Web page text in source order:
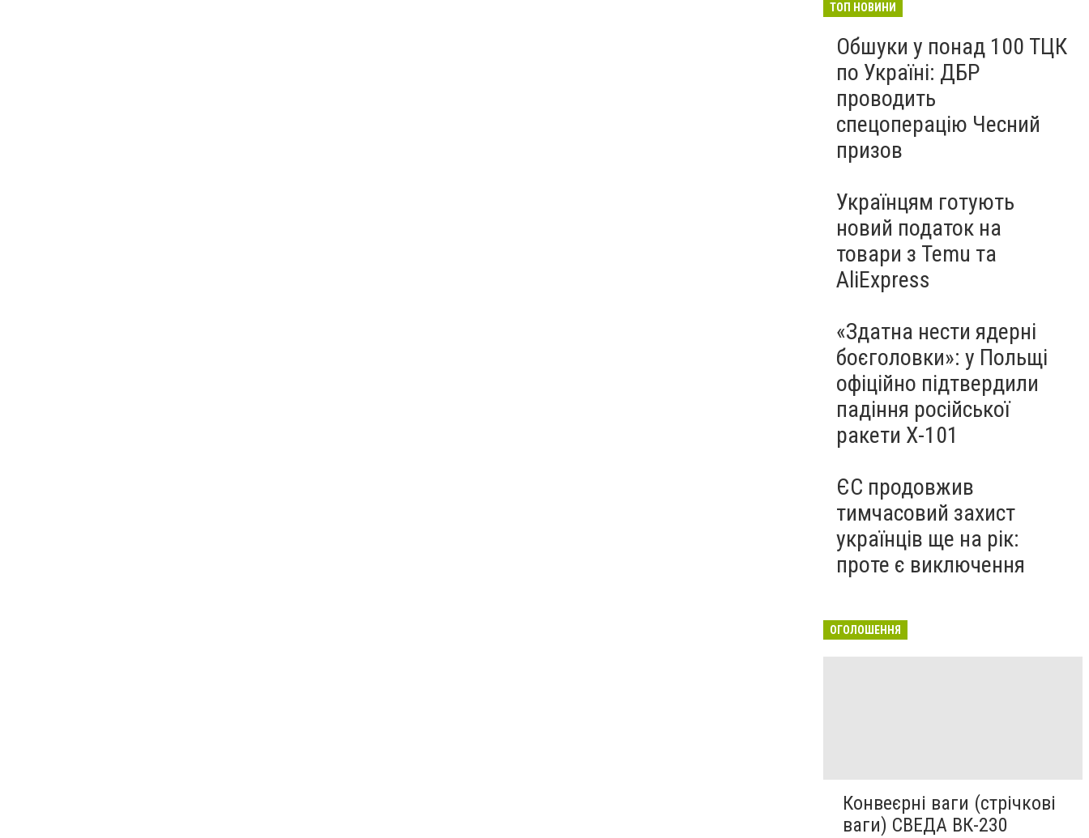
ТОП НОВИНИ
Обшуки у понад 100 ТЦК
по Україні: ДБР
проводить
спецоперацію Чесний
призов
Українцям готують
новий податок на
товари з Temu та
AliExpress
«Здатна нести ядерні
боєголовки»: у Польщі
офіційно підтвердили
падіння російської
ракети Х-101
ЄС продовжив
тимчасовий захист
українців ще на рік:
проте є виключення
ОГОЛОШЕННЯ
Конвеєрні ваги (стрічкові
ваги) СВЕДА ВК-230